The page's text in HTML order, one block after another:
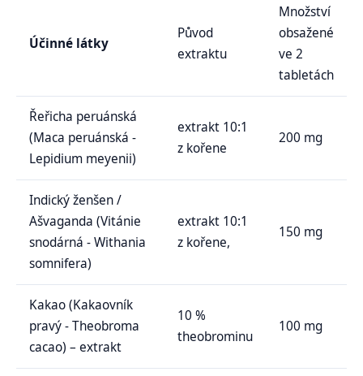
Účinné látky
Původ
extraktu
Množství
obsažené
ve 2
tabletách
Řeřicha peruánská
(Maca peruánská -
Lepidium meyenii)
extrakt 10:1
z kořene
200 mg
Indický ženšen /
Ašvaganda (Vitánie
snodárná - Withania
somnifera)
extrakt 10:1
z kořene,
150 mg
Kakao (Kakaovník
pravý - Theobroma
cacao) – extrakt
10 %
theobrominu
100 mg